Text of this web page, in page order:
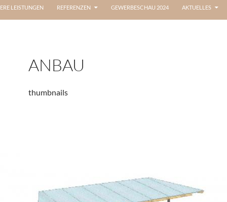
LEISTUNGEN REFERENZEN GEWERBESCHAU 2024 AKTUELLES
ANBAU
thumbnails